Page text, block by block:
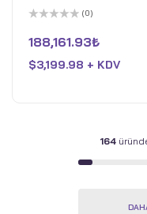
Laptop - AMD Ryzen 9
GeForce RTX 5070 Ti -
1TB SSD - Eclipse Grey
üzerinden
0
aldı
(0)
188,161.93₺
$3,199.98 + KDV
164